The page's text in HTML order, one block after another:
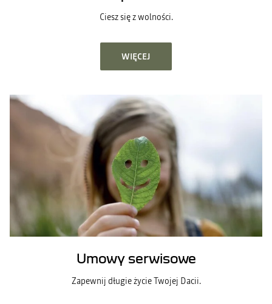
Ciesz się z wolności.
WIĘCEJ
Umowy serwisowe
Zapewnij długie życie Twojej Dacii.